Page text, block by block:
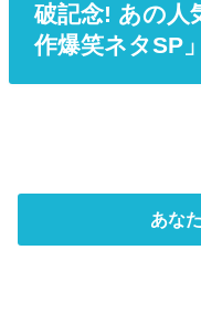
破記念! あの人
作爆笑ネタSP
あな